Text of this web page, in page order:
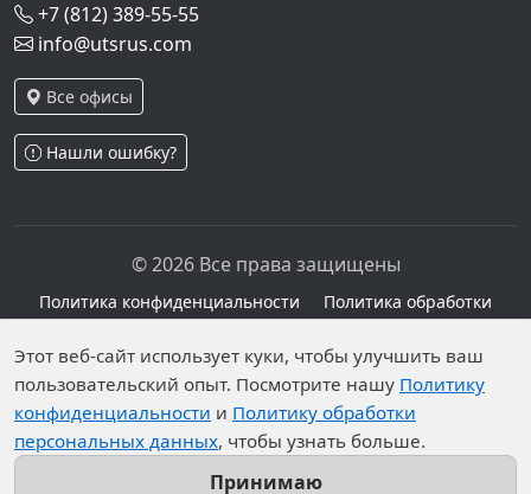
+7 (812) 389-55-55
info@utsrus.com
Все офисы
Нашли ошибку?
© 2026 Все права защищены
Политика конфиденциальности
Политика обработки
Персональные данные опубликованы на сайте при
наличии правовых оснований в соответствии с ч.1
ст.6 и ст.10.1 152-ФЗ. Субъектами установлены
запреты на обработку неограниченных кругом лиц
опубликованных персональных данных.
Этот веб-сайт использует куки, чтобы улучшить ваш
пользовательский опыт. Посмотрите нашу Политику
конфиденциальности и Политику обработки
персональных данных, чтобы узнать больше.
Принимаю